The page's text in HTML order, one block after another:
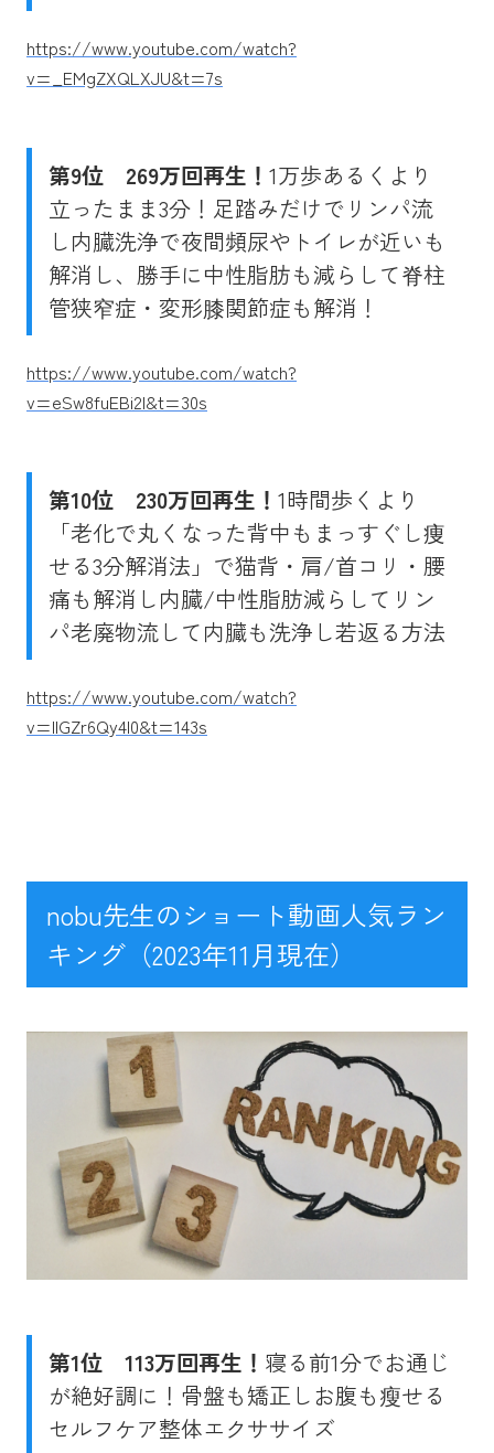
https://www.youtube.com/watch?
v=_EMgZXQLXJU&t=7s
第9位 269万回再生！ 1万歩あるくより
立ったまま3分！足踏みだけでリンパ流
し内臓洗浄で夜間頻尿やトイレが近いも
解消し、勝手に中性脂肪も減らして脊柱
管狭窄症・変形膝関節症も解消！
https://www.youtube.com/watch?
v=eSw8fuEBi2I&t=30s
第10位 230万回再生！ 1時間歩くより
「老化で丸くなった背中もまっすぐし痩
せる3分解消法」で猫背・肩/首コリ・腰
痛も解消し内臓/中性脂肪減らしてリン
パ老廃物流して内臓も洗浄し若返る方法
https://www.youtube.com/watch?
v=IlGZr6Qy4I0&t=143s
nobu先生のショート動画人気ラン
キング（2023年11月現在）
第1位 113万回再生！ 寝る前1分でお通じ
が絶好調に！骨盤も矯正しお腹も瘦せる
セルフケア整体エクササイズ